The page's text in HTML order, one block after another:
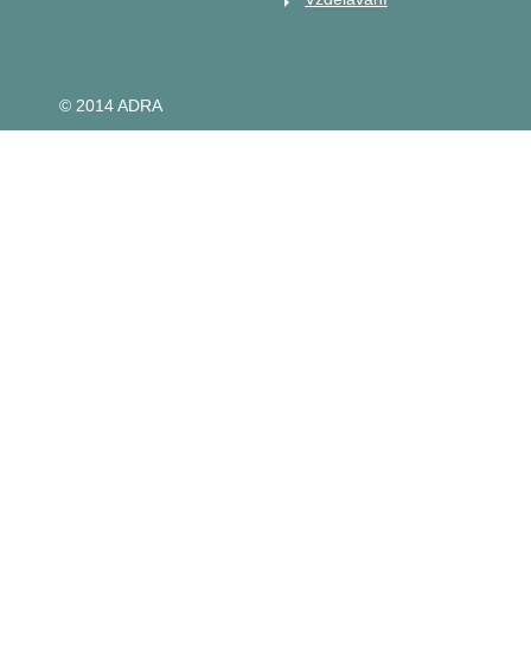
© 2014 ADRA